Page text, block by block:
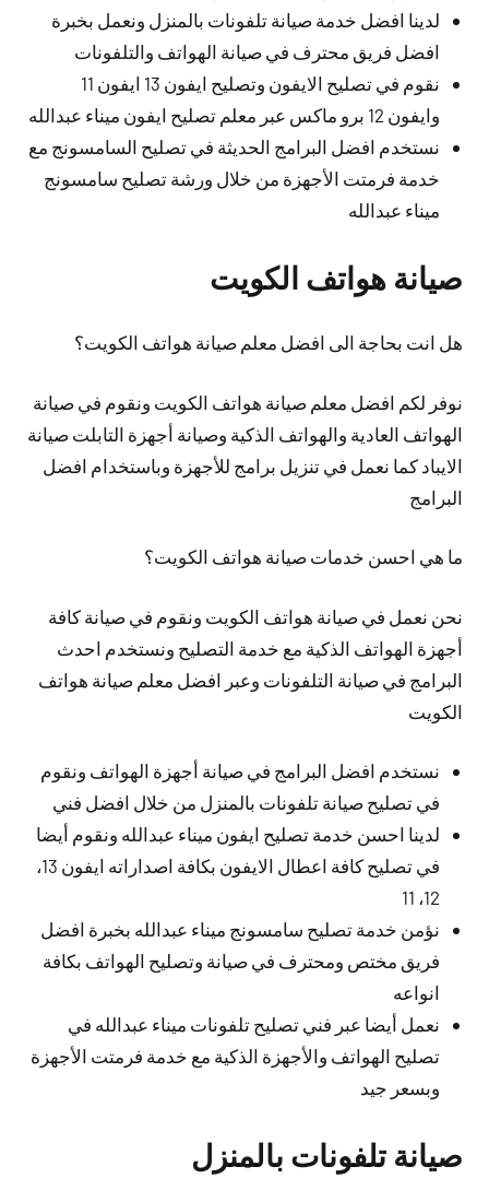
لدينا افضل خدمة صيانة تلفونات بالمنزل ونعمل بخبرة
افضل فريق محترف في صيانة الهواتف والتلفونات
نقوم في تصليح الايفون وتصليح ايفون 13 ايفون 11
وايفون 12 برو ماكس عبر معلم تصليح ايفون ميناء عبدالله
نستخدم افضل البرامج الحديثة في تصليح السامسونج مع
خدمة فرمتت الأجهزة من خلال ورشة تصليح سامسونج
ميناء عبدالله
صيانة هواتف الكويت
هل انت بحاجة الى افضل معلم صيانة هواتف الكويت؟
نوفر لكم افضل معلم صيانة هواتف الكويت ونقوم في صيانة
الهواتف العادية والهواتف الذكية وصيانة أجهزة التابلت صيانة
الايباد كما نعمل في تنزيل برامج للأجهزة وباستخدام افضل
البرامج
ما هي احسن خدمات صيانة هواتف الكويت؟
نحن نعمل في صيانة هواتف الكويت ونقوم في صيانة كافة
أجهزة الهواتف الذكية مع خدمة التصليح ونستخدم احدث
البرامج في صيانة التلفونات وعبر افضل معلم صيانة هواتف
الكويت
نستخدم افضل البرامج في صيانة أجهزة الهواتف ونقوم
في تصليح صيانة تلفونات بالمنزل من خلال افضل فني
لدينا احسن خدمة تصليح ايفون ميناء عبدالله ونقوم أيضا
في تصليح كافة اعطال الايفون بكافة اصداراته ايفون 13،
12، 11
نؤمن خدمة تصليح سامسونج ميناء عبدالله بخبرة افضل
فريق مختص ومحترف في صيانة وتصليح الهواتف بكافة
انواعه
نعمل أيضا عبر فني تصليح تلفونات ميناء عبدالله في
تصليح الهواتف والأجهزة الذكية مع خدمة فرمتت الأجهزة
وبسعر جيد
صيانة تلفونات بالمنزل